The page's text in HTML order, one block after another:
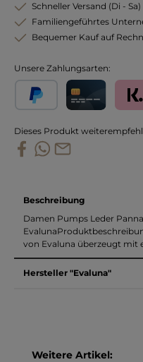
Schneller Versand (Di - Sa)
Familiengeführtes
Bequemer Kauf auf
Unsere Zahlungsarten:
Dieses Produkt
Beschreibung
Damen Pumps Leder
von Evaluna überzeugt mit
Hersteller "Evaluna"
Produktgalerie
Weitere Artikel: